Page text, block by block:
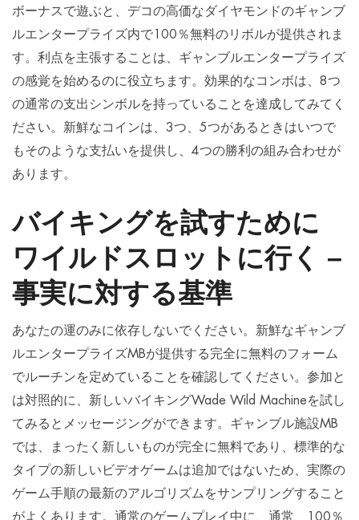
ボーナスで遊ぶと、デコの高価なダイヤモンドのギャンブ
ルエンタープライズ内で100％無料のリボルが提供されま
す。利点を主張することは、ギャンブルエンタープライズ
の感覚を始めるのに役立ちます。効果的なコンボは、8つ
の通常の支出シンボルを持っていることを達成してみてく
ださい。新鮮なコインは、3つ、5つがあるときはいつで
もそのような支払いを提供し、4つの勝利の組み合わせが
あります。
バイキングを試すために
ワイルドスロットに行く –
事実に対する基準
あなたの運のみに依存しないでください。新鮮なギャンブ
ルエンタープライズMBが提供する完全に無料のフォーム
でルーチンを定めていることを確認してください。参加と
は対照的に、新しいバイキングWade Wild Machineを試し
てみるとメッセージングができます。ギャンブル施設MB
では、まったく新しいものが完全に無料であり、標準的な
タイプの新しいビデオゲームは追加ではないため、実際の
ゲーム手順の最新のアルゴリズムをサンプリングすること
がよくあります。通常のゲームプレイ中に、通常、100％